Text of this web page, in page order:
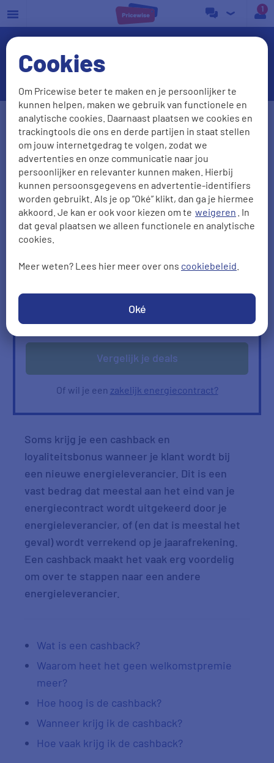
Cookies
Om Pricewise beter te maken en je persoonlijker te
kunnen helpen, maken we gebruik van functionele en
analytische cookies. Daarnaast plaatsen we cookies en
trackingtools die ons en derde partijen in staat stellen
om jouw internetgedrag te volgen, zodat we
advertenties en onze communicatie naar jou
persoonlijker en relevanter kunnen maken. Hierbij
kunnen persoonsgegevens en advertentie-identifiers
worden gebruikt. Als je op “Oké” klikt, dan ga je hiermee
akkoord. Je kan er ook voor kiezen om te weigeren . In
dat geval plaatsen we alleen functionele en analytische
cookies.
Meer weten? Lees hier meer over ons cookiebeleid
Oké
a
Cashback en loyaliteitsbonus
Postcode Huisnr. + Toev.
Huidige leverancier
Aantal personen
1
2000kWh/jr 950m3/jr
Zonnepanelen
Vergelijk je deals
Of wil je een zakelijk energiecontract?
ophalen
Soms krijg je een cashback en
loyaliteitsbonus wanneer je klant wordt bij
een nieuwe energieleverancier. Dit is een
vast bedrag dat meestal aan het eind van je
energiecontract wordt uitgekeerd door je
energieleverancier, of (en dat is meestal het
geval) wordt verrekend op je jaarafrekening.
Een cashback maakt het vaak erg voordelig
om over te stappen naar een andere
energieleverancier.
Wat is een cashback?
Waarom heet het geen welkomstpremie
meer?
Hoe hoog is de cashback?
Wanneer krijg ik de cashback?
Hoe vaak krijg ik de cashback?